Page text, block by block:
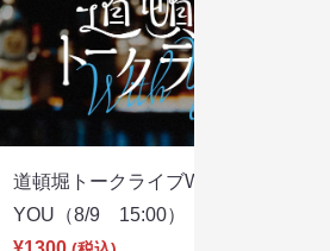
道頓堀トークライブWITH
YOU（8/9 15:00）